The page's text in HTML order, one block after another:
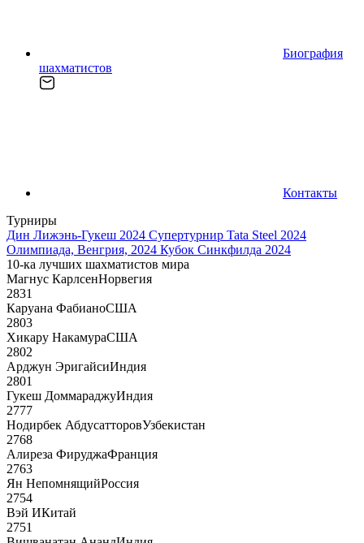
Биография
шахматистов
Контакты
Турниры
Дин Лижэнь-Гукеш 2024 Супертурнир Tata Steel 2024
Олимпиада, Венгрия, 2024 Кубок Синкфилда 2024
10-ка лучших шахматистов мира
Магнус КарлсенНорвегия
2831
Каруана ФабианоСША
2803
Хикару НакамураСША
2802
Арджун ЭригайсиИндия
2801
Гукеш ДоммараджуИндия
2777
Нодирбек АбдусатторовУзбекистан
2768
Алиреза ФируджаФранция
2763
Ян НепомнящийРоссия
2754
Вэй ИКитай
2751